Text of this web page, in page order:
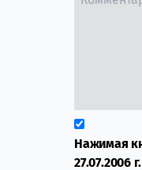
Нажимая
27.07.2006